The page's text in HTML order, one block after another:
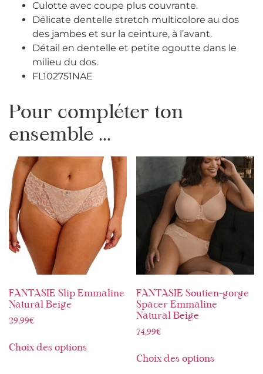
Culotte avec coupe plus couvrante.
Délicate dentelle stretch multicolore au dos
des jambes et sur la ceinture, à l’avant.
Détail en dentelle et petite ogoutte dans le
milieu du dos.
FL102751NAE
Pour compléter ton
ensemble ...
FANTASIE Slip Emmaline
Natural Beige
29,99€
Choix des options
FANTASIE Soutien-gorge
Spacer Emmaline
Natural Beige
74,99€
Choix des options